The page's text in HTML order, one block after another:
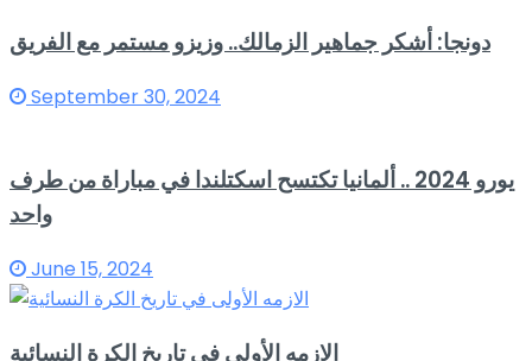
دونجا: أشكر جماهير الزمالك.. وزيزو مستمر مع الفريق
September 30, 2024
يورو 2024 .. ألمانيا تكتسح اسكتلندا في مباراة من طرف
واحد
June 15, 2024
الازمه الأولى في تاريخ الكرة النسائية